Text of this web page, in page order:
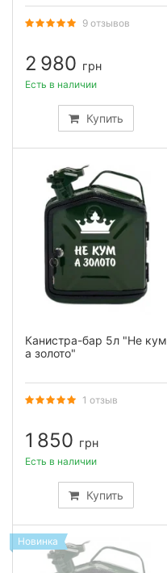
9 отзывов
2 980 грн
Купить
Есть в наличии
Канистра-бар 5л "Не кум
а золото"
1 отзыв
1 850 грн
Купить
Есть в наличии
Новинка